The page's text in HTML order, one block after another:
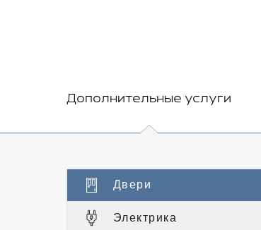
Дополнительные услуги
Двери
Электрика